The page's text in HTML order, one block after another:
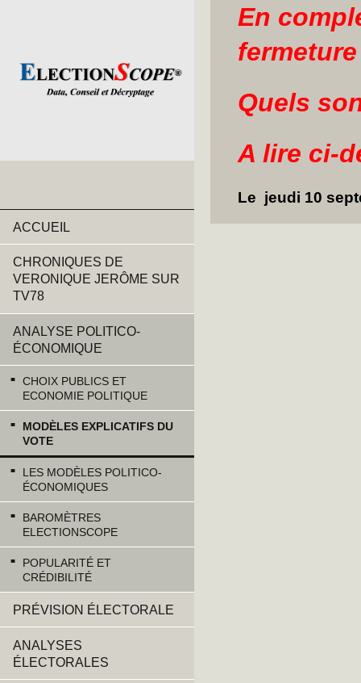
ACCUEIL
CHRONIQUES DE
VERONIQUE JERÔME SUR
TV78
ANALYSE POLITICO-
ÉCONOMIQUE
CHOIX PUBLICS ET
ECONOMIE POLITIQUE
MODÈLES EXPLICATIFS DU
VOTE
LES MODÈLES POLITICO-
ÉCONOMIQUES
BAROMÈTRES
ELECTIONSCOPE
POPULARITÉ ET
CRÉDIBILITÉ
PRÉVISION ÉLECTORALE
ANALYSES
ÉLECTORALES
En
Quels
A lire ci-
Le jeudi 10